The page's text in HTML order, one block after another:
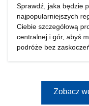
Sprawdź, jaka będzie
najpopularniejszych
Ciebie szczegółową
centralnej i gór, abyś
podróże bez
Zobacz